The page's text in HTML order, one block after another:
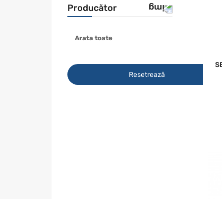
Producător
KAMOTO
Arata toate
Resetrează